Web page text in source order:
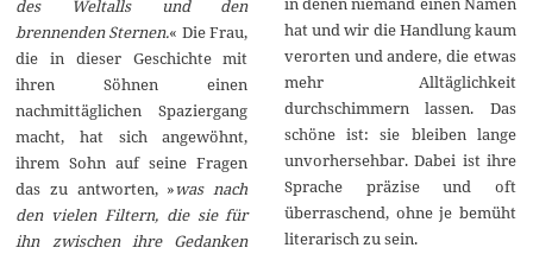
des Weltalls und den
brennenden Sternen.« Die Frau,
die in dieser Geschichte mit
ihren Söhnen einen
nachmittäglichen Spaziergang
macht, hat sich angewöhnt,
ihrem Sohn auf seine Fragen
das zu antworten, »was nach
den vielen Filtern, die sie für
ihn zwischen ihre Gedanken
hat und wir die Handlung kaum
verorten und andere, die etwas
mehr Alltäglichkeit
durchschimmern lassen. Das
schöne ist: sie bleiben lange
unvorhersehbar. Dabei ist ihre
Sprache präzise und oft
überraschend, ohne je bemüht
literarisch zu sein.